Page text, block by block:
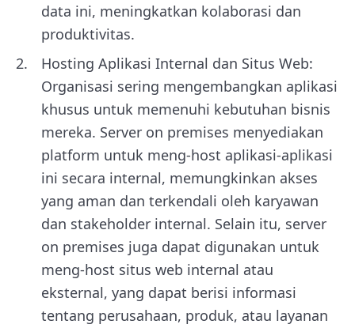
data ini, meningkatkan kolaborasi dan
produktivitas.
Hosting Aplikasi Internal dan Situs Web:
Organisasi sering mengembangkan aplikasi
khusus untuk memenuhi kebutuhan bisnis
mereka. Server on premises menyediakan
platform untuk meng-host aplikasi-aplikasi
ini secara internal, memungkinkan akses
yang aman dan terkendali oleh karyawan
dan stakeholder internal. Selain itu, server
on premises juga dapat digunakan untuk
meng-host situs web internal atau
eksternal, yang dapat berisi informasi
tentang perusahaan, produk, atau layanan